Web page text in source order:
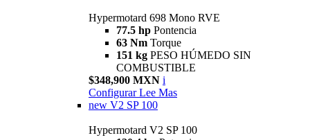
Hypermotard 698 Mono RVE
77.5 hp Pontencia
63 Nm Torque
151 kg PESO HÚMEDO SIN
COMBUSTIBLE
$348,900 MXN i
Configurar Lee Mas
new V2 SP 100
Hypermotard V2 SP 100